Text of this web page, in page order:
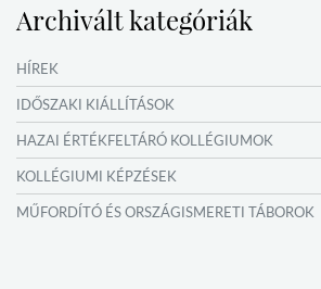
IDŐSZAKI KIÁLLÍTÁSOK
NYÁRI TÁBOROK
OKTATÁS, KULTÚRA
Archivált kategóriák
HÍREK
IDŐSZAKI KIÁLLÍTÁSOK
HAZAI ÉRTÉKFELTÁRÓ KOLLÉGIUMOK
KOLLÉGIUMI KÉPZÉSEK
MŰFORDÍTÓ ÉS ORSZÁGISMERETI TÁBOROK